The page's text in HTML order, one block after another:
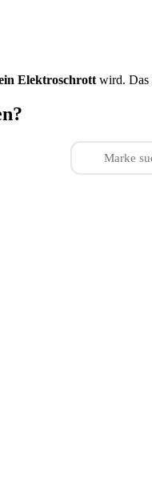
Elektroschrott wird. Das